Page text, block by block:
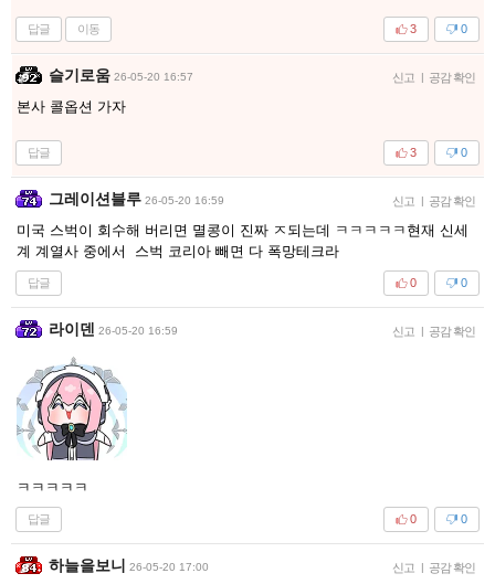
답글 이동 0
3
슬기로움 26-05-20 16:57 신고 | 공감 확인
본사 콜옵션 가자
답글 0
3
그레이션블루 26-05-20 16:59 신고 | 공감 확인
미국 스벅이 회수해 버리면 멸콩이 진짜 ㅈ되는데 ㅋㅋㅋㅋㅋ현재 신세
계 계열사 중에서 스벅 코리아 빼면 다 폭망테크라
답글 0
0
라이덴 26-05-20 16:59 신고 | 공감 확인
ㅋㅋㅋㅋㅋ
답글 0
0
하늘을보니 26-05-20 17:00 신고 | 공감 확인